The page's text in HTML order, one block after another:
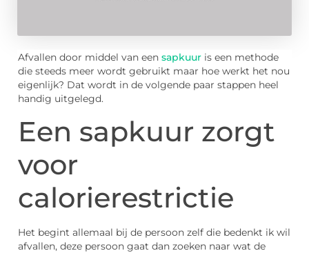
Afvallen door middel van een sapkuur is een methode
die steeds meer wordt gebruikt maar hoe werkt het nou
eigenlijk? Dat wordt in de volgende paar stappen heel
handig uitgelegd.
Een sapkuur zorgt
voor
calorierestrictie
Het begint allemaal bij de persoon zelf die bedenkt ik wil
afvallen, deze persoon gaat dan zoeken naar wat de